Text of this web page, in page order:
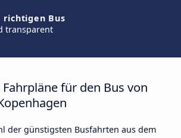
richtigen Bus
transparent
für den Bus von
der günstigsten Busfahrten aus dem